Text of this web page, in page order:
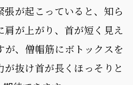
張が起こっていると、知ら
肩が上がり、首が短く見え
が、僧帽筋にボトックスを
が抜け首が長くほっそりと